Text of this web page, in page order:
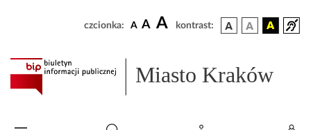
czcionka: A A A kontrast:
Miasto Kraków